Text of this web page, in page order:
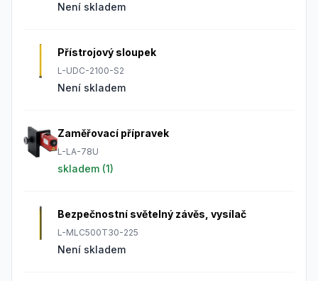
Není skladem
Přístrojový sloupek
L-UDC-2100-S2
Není skladem
Zaměřovací přípravek
L-LA-78U
skladem (1)
Bezpečnostní světelný závěs, vysílač
L-MLC500T30-225
Není skladem